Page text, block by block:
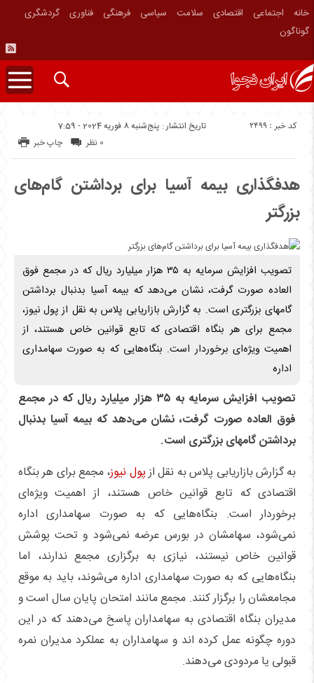
خانه اجتماعی اقتصادی سلامت سیاسی فرهنگی فناوری
گردشگری
گوناگون
تاریخ انتشار : پنج‌شنبه 8 فوریه 2024 - 7:59 کد خبر : 2499
چاپ خبر 0 نظر
هدفگذاری بیمه آسیا برای برداشتن گام‌های
بزرگتر
تصویب افزایش سرمایه به ۳۵ هزار میلیارد ریال که در مجمع فوق
العاده صورت گرفت، نشان می‌دهد که بیمه آسیا بدنبال برداشتن
گامهای بزرگتری است. به گزارش بازاریابی پلاس به نقل از پول نیوز،
مجمع برای هر بنگاه اقتصادی که تابع قوانین خاص هستند، از
اهمیت ویژه‌ای برخوردار است. بنگاه‌هایی که به صورت سهامداری
اداره
تصویب افزایش سرمایه به ۳۵ هزار میلیارد ریال که در مجمع
فوق العاده صورت گرفت، نشان می‌دهد که بیمه آسیا بدنبال
برداشتن گامهای بزرگتری است.
به گزارش بازاریابی پلاس به نقل ازپول نیوز، مجمع برای هر بنگاه
اقتصادی که تابع قوانین خاص هستند، از اهمیت ویژه‌ای
برخوردار است. بنگاه‌هایی که به صورت سهامداری اداره
نمی‌شود، سهامشان در بورس عرضه نمی‌شود و تحت پوشش
قوانین خاص نیستند، نیازی به برگزاری مجمع ندارند، اما
بنگاه‌هایی که به صورت سهامداری اداره می‌شوند، باید به موقع
مجامعشان را برگزار کنند. مجمع مانند امتحان پایان سال است و
مدیران بنگاه اقتصادی به سهامداران پاسخ می‌دهند که در این
دوره چگونه عمل کرده اند و سهامداران به عملکرد مدیران نمره
قبولی یا مردودی می‌دهند.